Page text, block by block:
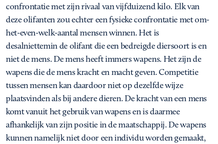
confrontatie met zijn rivaal van vijfduizend kilo. Elk van
deze olifanten zou echter een fysieke confrontatie met om-
het-even-welk-aantal mensen winnen. Het is
desalniettemin de olifant die een bedreigde diersoort is en
niet de mens. De mens heeft immers wapens. Het zijn de
wapens die de mens kracht en macht geven. Competitie
tussen mensen kan daardoor niet op dezelfde wijze
plaatsvinden als bij andere dieren. De kracht van een mens
komt vanuit het gebruik van wapens en is daarmee
afhankelijk van zijn positie in de maatschappij. De wapens
kunnen namelijk niet door een individu worden gemaakt,